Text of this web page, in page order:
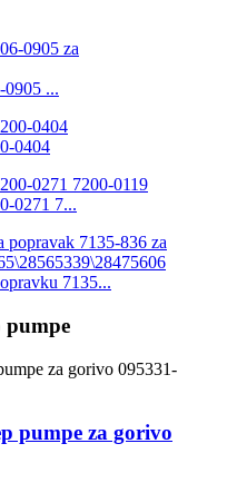
0905 ...
0404
0271 7...
7135...
pumpe
pumpe za gorivo